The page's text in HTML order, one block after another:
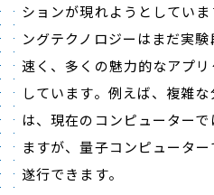
ションが現れようとしてい
ングテクノロジーはまだ実
速く、多くの魅力的なアプ
しています。例えば、複雑
は、現在のコンピューター
ますが、量子コンピュータ
遂行できます。